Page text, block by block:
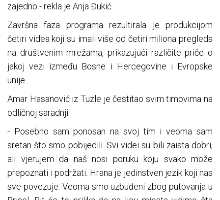
zajedno - rekla je Anja Đukić.
Završna faza programa rezultirala je produkcijom
četiri videa koji su imali više od četiri miliona pregleda
na društvenim mrežama, prikazujući različite priče o
jakoj vezi između Bosne i Hercegovine i Evropske
unije.
Amar Hasanović iz Tuzle je čestitao svim timovima na
odličnoj saradnji.
- Posebno sam ponosan na svoj tim i veoma sam
sretan što smo pobijedili. Svi videi su bili zaista dobri,
ali vjerujem da naš nosi poruku koju svako može
prepoznati i podržati. Hrana je jedinstven jezik koji nas
sve povezuje. Veoma smo uzbuđeni zbog putovanja u